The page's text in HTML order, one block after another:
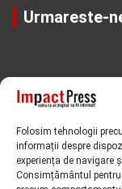
Folosim tehnologii
informații despre
experiența de navigare
Consimțământul
Urmareste-